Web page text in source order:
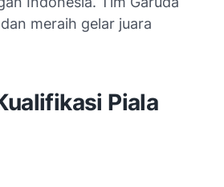
meraih gelar juara
Piala